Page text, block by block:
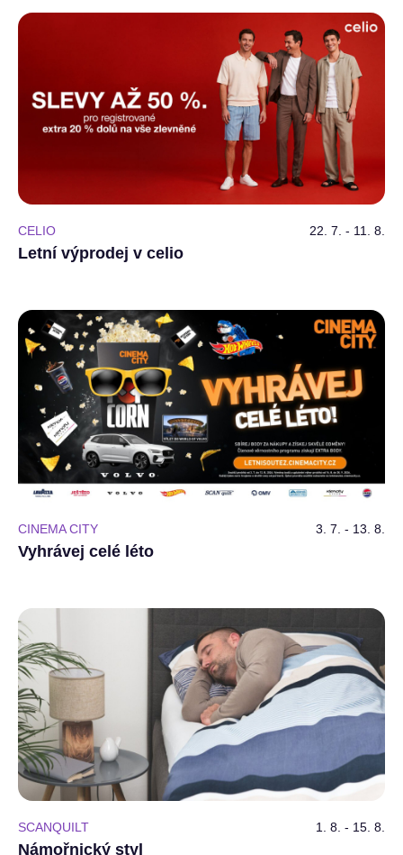
CELIO 22. 7. - 11. 8.
Letní výprodej v celio
CINEMA CITY 3. 7. - 13. 8.
Vyhrávej celé léto
SCANQUILT 1. 8. - 15. 8.
Námořnický styl